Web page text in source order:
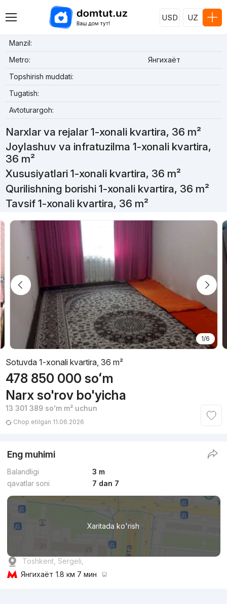
USD UZ
Manzil:
Metro:
Янгихаёт
Topshirish muddati:
Tugatish:
Avtoturargoh:
Narxlar va rejalar 1-xonali kvartira, 36 m²
Joylashuv va infratuzilma 1-xonali kvartira,
36 m²
Xususiyatlari 1-xonali kvartira, 36 m²
Qurilishning borishi 1-xonali kvartira, 36 m²
Tavsif 1-xonali kvartira, 36 m²
1/6
Sotuvda 1-xonali kvartira, 36 m²
478 850 000 soʻm
Narx so'rov bo'yicha
13 301 389 soʻmm² uchun
Chop etilgan 11.06.2026
Eng muhimi
Balandligi
3 m
qavatlar soni
7 dan 7
Xaritada ko'rish
Toshkent, Sergeli,
Янгихаёт 1.8 км 7 мин